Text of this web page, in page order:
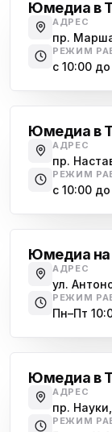
пр.
ю пр.
ю ул.
ю ул.
ю пр.
Юмедиа в
АДРЕС
пр.
РЕЖИМ
с 10:00
Юмедиа в
АДРЕС
пр.
РЕЖИМ
с 10:00
Юмедиа
АДРЕС
ул.
РЕЖИМ
Пн–Пт
Юмедиа в
АДРЕС
пр. Науки,
РЕЖИМ